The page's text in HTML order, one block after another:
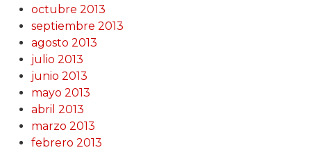
octubre 2013
septiembre 2013
agosto 2013
julio 2013
junio 2013
mayo 2013
abril 2013
marzo 2013
febrero 2013